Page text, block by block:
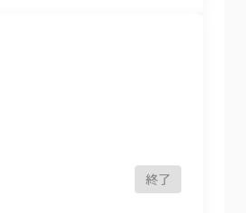
終了